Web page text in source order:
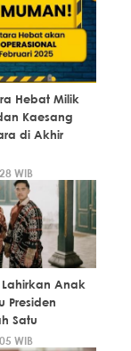
Hebat Milik
Kaesang
di Akhir
WIB
Anak
Presiden
Satu
WIB